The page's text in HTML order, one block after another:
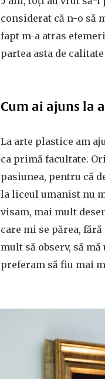
considerat că n-o să
fapt m-a atras
partea asta de
Cum ai ajuns la
La arte plastice am
ca primă facultate.
pasiunea, pentru că
la liceul umanist nu
visam, mai mult
care mi se părea,
mult să observ, să
preferam să fiu mai